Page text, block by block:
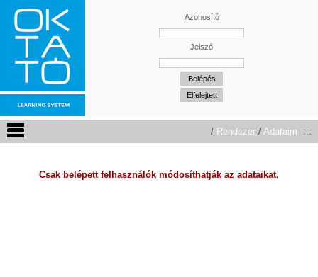
Azonosító
Jelszó
/ Rendszer / Adataim ::.
Csak belépett felhasználók módosíthatják az adataikat.